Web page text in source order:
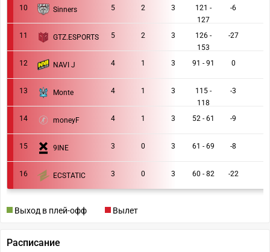
10 Sinners 5 2 3
121 -
127
-6
11 GTZ.ESPORTS 5 2 3
126 -
153
-27
12 NAVI J 4 1 3 91 - 91 0
13 Monte 4 1 3
115 -
118
-3
14 moneyF 4 1 3 52 - 61 -9
15 9INE 3 0 3 61 - 69 -8
16 ECSTATIC 3 0 3 60 - 82 -22
Выход в плей-офф Вылет
Расписание